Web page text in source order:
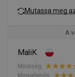
Mutassa meg
A
MaliK
Minőség:
Megjelenés: